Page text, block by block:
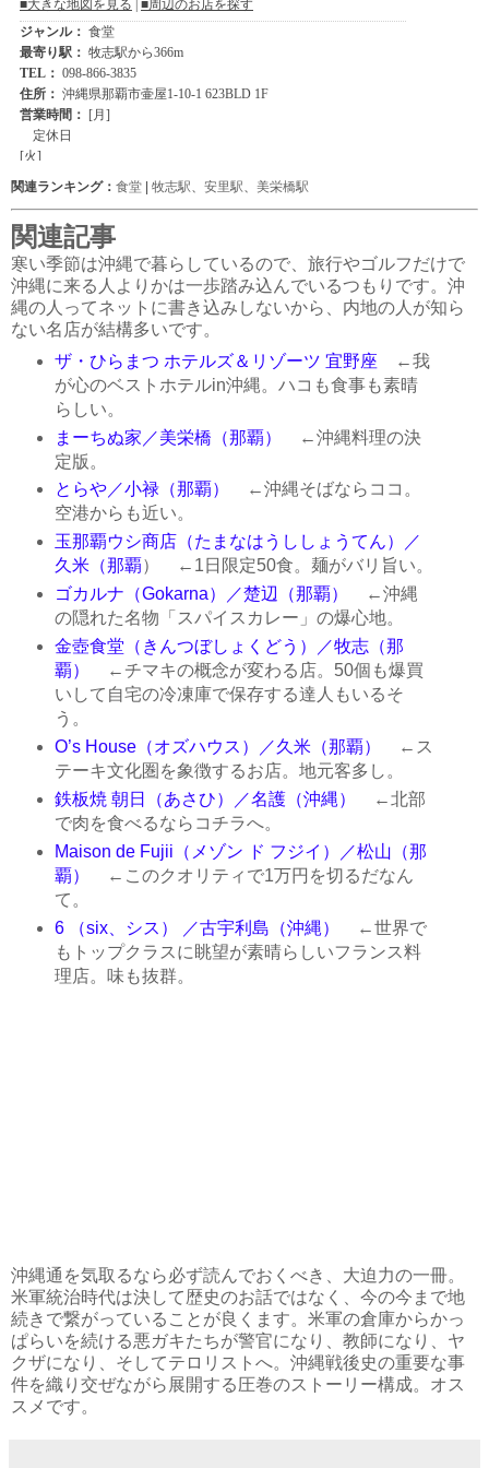
関連ランキング： 食堂 | 牧志駅 安里駅 美栄橋駅
関連記事
寒い季節は沖縄で暮らしているので、旅行やゴルフだけで
沖縄に来る人よりかは一歩踏み込んでいるつもりです。沖
縄の人ってネットに書き込みしないから、内地の人が知ら
ない名店が結構多いです。
ザ・ひらまつ ホテルズ＆リゾーツ 宜野座 ←我
が心のベストホテルin沖縄。ハコも食事も素晴
らしい。
まーちぬ家／美栄橋（那覇）
←沖縄料理の決
定版。
とらや／小禄（那覇）
←沖縄そばならココ。
空港からも近い。
玉那覇ウシ商店（たまなはうししょうてん）／
久米（那覇） ←1日限定50食。麺がバリ旨い。
ゴカルナ（Gokarna）／楚辺（那覇）
←沖縄
の隠れた名物「スパイスカレー」の爆心地。
金壺食堂（きんつぼしょくどう）／牧志（那
覇）
←チマキの概念が変わる店。50個も爆買
いして自宅の冷凍庫で保存する達人もいるそ
う。
O’s House（オズハウス）／久米（那覇）
←ス
テーキ文化圏を象徴するお店。地元客多し。
鉄板焼 朝日（あさひ）／名護（沖縄）
←北部
で肉を食べるならコチラへ。
Maison de Fujii（メゾン ド フジイ）／松山（那
覇）
←このクオリティで1万円を切るだなん
て。
6 （six、シス） ／古宇利島（沖縄）
←世界で
もトップクラスに眺望が素晴らしいフランス料
理店。味も抜群。
沖縄通を気取るなら必ず読んでおくべき、大迫力の一冊。
米軍統治時代は決して歴史のお話ではなく、今の今まで地
続きで繋がっていることが良くます。米軍の倉庫からかっ
ぱらいを続ける悪ガキたちが警官になり、教師になり、ヤ
クザになり、そしてテロリストへ。沖縄戦後史の重要な事
件を織り交ぜながら展開する圧巻のストーリー構成。オス
スメです。